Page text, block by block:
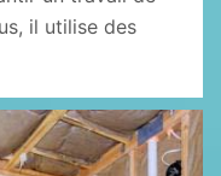
il utilise des